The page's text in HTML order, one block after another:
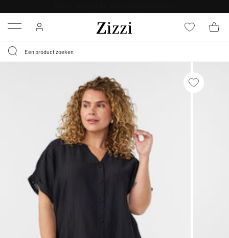
Menu